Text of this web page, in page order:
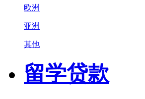
欧洲
亚洲
其他
留学贷款